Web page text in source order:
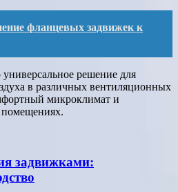
фланцевых задвижек к
решение для
в различных вентиляционных
микроклимат и
помещениях.
задвижками: